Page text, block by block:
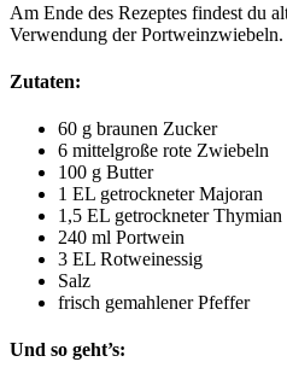
Am Ende des Rezeptes findest du
Verwendung der Portweinzwiebeln.
Zutaten:
60 g braunen Zucker
6 mittelgroße rote Zwiebeln
100 g Butter
1 EL getrockneter Majoran
1,5 EL getrockneter Thymian
240 ml Portwein
3 EL Rotweinessig
Salz
frisch gemahlener Pfeffer
Und so geht’s: